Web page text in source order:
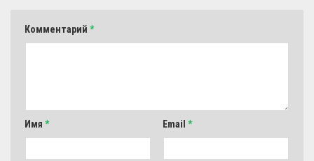
Комментарий *
Имя * Email *